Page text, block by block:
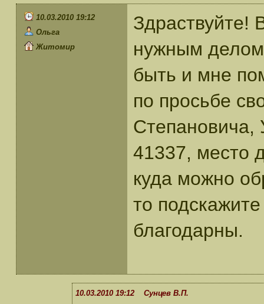
10.03.2010 19:12
Ольга
Житомир
Здраствуйте!
нужным
быть и мне
по просьбе
Степановича,
41337, место
куда можно
то
благодарны.
10.03.2010 19:12 Сунцев В.П.